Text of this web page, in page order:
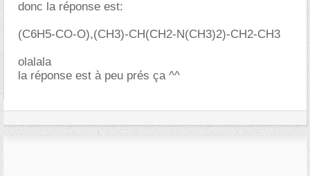
donc la réponse est:
(C6H5-CO-O),(CH3)-CH(CH2-N(CH3)2)-CH2-CH3
olalala
la réponse est à peu prés ça ^^